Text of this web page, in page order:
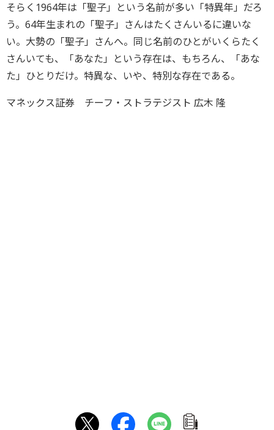
そらく1964年は「聖子」という名前が多い「特異年」だろ
う。64年生まれの「聖子」さんはたくさんいるに違いな
い。大勢の「聖子」さんへ。同じ名前のひとがいくらたく
さんいても、「あなた」という存在は、もちろん、「あな
た」ひとりだけ。特異な、いや、特別な存在である。
マネックス証券 チーフ・ストラテジスト 広木 隆